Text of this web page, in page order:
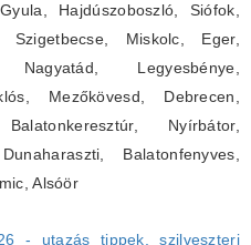
Hajdúszoboszló, Siófok,
Miskolc, Eger,
Legyesbénye,
Mezőkövesd, Debrecen,
Nyírbátor,
Balatonfenyves,
Alsóör
- utazás tippek, szilveszteri